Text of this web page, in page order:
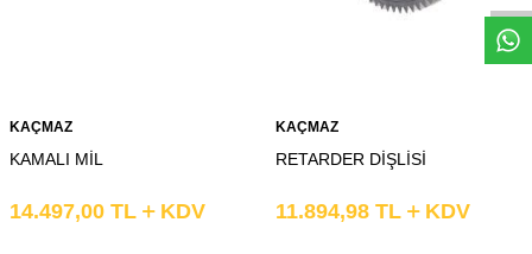
KAÇMAZ
KAMALI MİL
14.497,00 TL KDV
KAÇMAZ
RETARDER DİŞLİSİ
11.894,98 TL KDV